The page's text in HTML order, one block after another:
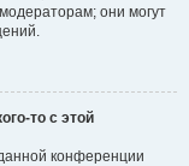
они могут
то с этой
конференции